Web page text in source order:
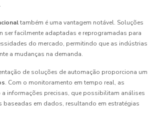
também é uma vantagem notável. Soluções
ser facilmente adaptadas e reprogramadas para
do mercado, permitindo que as indústrias
a mudanças na demanda.
de soluções de automação proporciona um
. Com o monitoramento em tempo real, as
a informações precisas, que possibilitam análises
baseadas em dados, resultando em estratégias